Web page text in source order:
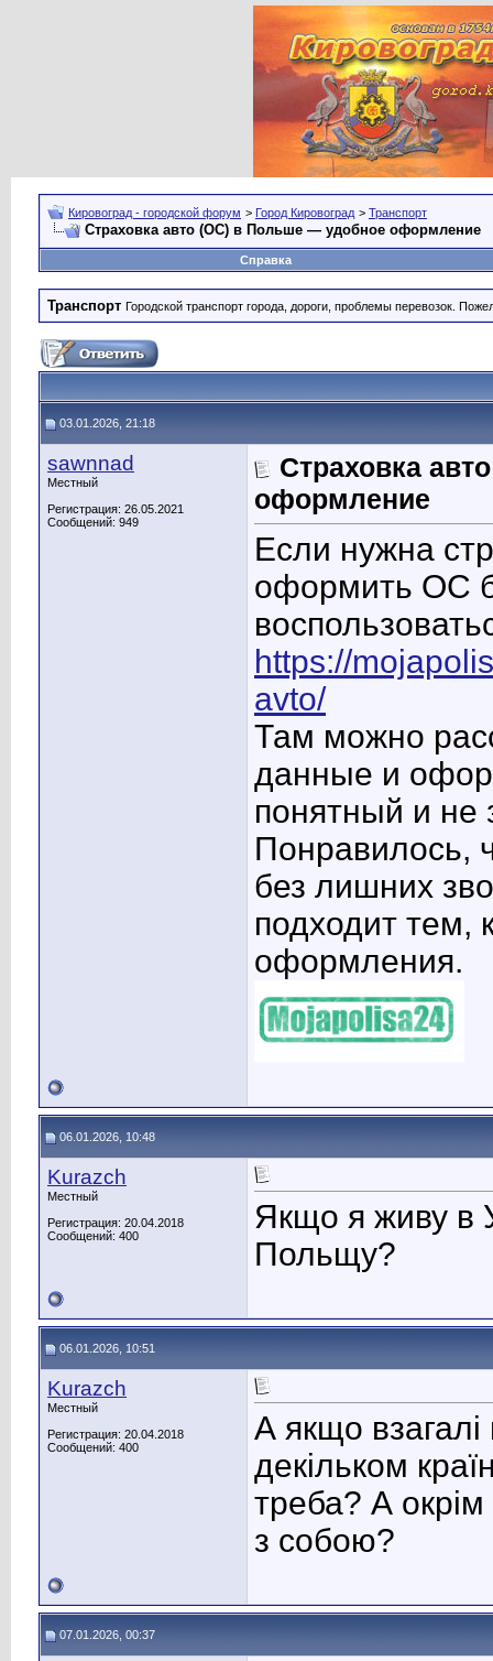
Кировоград - городской форум > Город Кировоград > Транспорт
Страховка авто (OC) в Польше — удобное оформление
Справка
Транспорт Городской транспорт города, дороги, проблемы перевозок.
03.01.2026, 21:18
sawnnad
Местный
Регистрация: 26.05.2021
Сообщений: 949
Страховка
оформление
Если нужна
оформить OC
https://
avto/
Там можно
данные и
понятный и не
Понравилось,
без лишних
подходит тем,
оформления.
06.01.2026, 10:48
Kurazch
Местный
Регистрация: 20.04.2018
Сообщений: 400
Якщо я живу в
Польщу?
06.01.2026, 10:51
Kurazch
Местный
Регистрация: 20.04.2018
Сообщений: 400
А якщо
декільком
треба? А
з собою?
07.01.2026, 00:37